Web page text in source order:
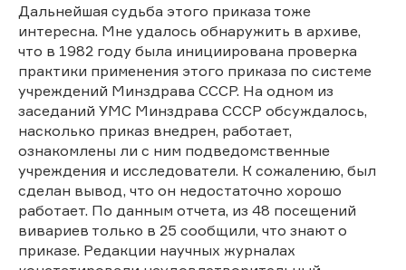
Дальнейшая судьба этого приказа тоже
интересна. Мне удалось обнаружить в архиве,
что в 1982 году была инициирована проверка
практики применения этого приказа по системе
учреждений Минздрава СССР. На одном из
заседаний УМС Минздрава СССР обсуждалось,
насколько приказ внедрен, работает,
ознакомлены ли с ним подведомственные
учреждения и исследователи. К сожалению, был
сделан вывод, что он недостаточно хорошо
работает. По данным отчета, из 48 посещений
вивариев только в 25 сообщили, что знают о
приказе. Редакции научных журналах